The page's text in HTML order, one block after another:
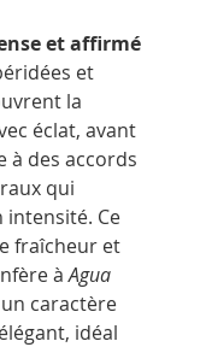
et affirmé
et
la
éclat, avant
à des accords
qui
Ce
fraîcheur et
àAgua
un caractère
idéal